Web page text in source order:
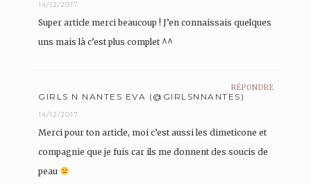
14/12/2017
Super article merci beaucoup ! J’en connaissais quelques
uns mais là c’est plus complet ^^
RÉPONDRE
GIRLS N NANTES EVA (@GIRLSNNANTES)
14/12/2017
Merci pour ton article, moi c’est aussi les dimeticone et
compagnie que je fuis car ils me donnent des soucis de
peau